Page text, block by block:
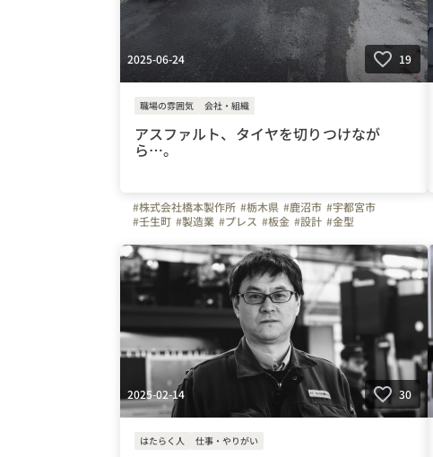
2025-06-24 19
職場の雰囲気 会社・組織
アスファルト、タイヤを切りつけなが
ら…。
#株式会社橋本製作所 #栃木県 #鹿沼市 #宇都宮市
#壬生町 #製造業 #プレス #板金 #設計 #金型
#ガソリン代全額支給 #土曜日面接可 #WEB面接可
2025-02-14 30
はたらく人 仕事・やりがい